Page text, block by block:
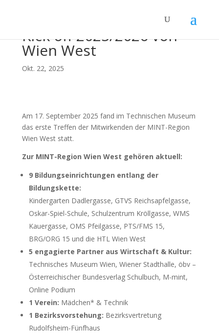
Kick off 2025/2026 von
Wien West
Okt. 22, 2025
Am 17. September 2025 fand im Technischen Museum
das erste Treffen der Mitwirkenden der MINT-Region
Wien West statt.
Zur MINT-Region Wien West gehören aktuell:
9 Bildungseinrichtungen entlang der
Bildungskette:
Kindergarten Dadlergasse, GTVS Reichsapfelgasse,
Oskar-Spiel-Schule, Schulzentrum Kröllgasse, WMS
Kauergasse, OMS Pfeilgasse, PTS/FMS 15,
BRG/ORG 15 und die HTL Wien West
5 engagierte Partner aus Wirtschaft & Kultur:
Technisches Museum Wien, Wiener Stadthalle, öbv –
Österreichischer Bundesverlag Schulbuch, M-mint,
Online Podium
1 Verein: Mädchen* & Technik
1 Bezirksvorstehung: Bezirksvertretung
Rudolfsheim-Fünfhaus